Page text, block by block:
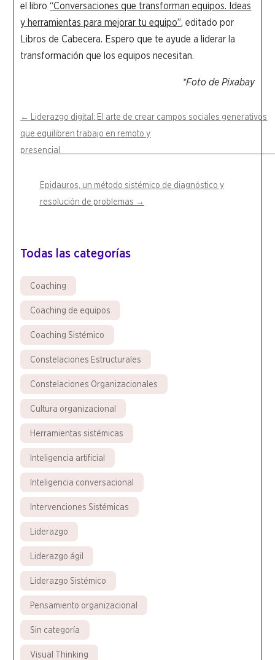
el libro“Conversaciones que transforman equipos. Ideas
y herramientas para mejorar tu equipo”, editado por
Libros de Cabecera. Espero que te ayude a liderar la
transformación que los equipos necesitan.
*Foto de Pixabay
←
Liderazgo digital: El arte de crear campos sociales generativos
que equilibren trabajo en remoto y
presencial
Epidauros, un método sistémico de diagnóstico y
resolución de problemas →
Todas las categorías
Coaching
Coaching de equipos
Coaching Sistémico
Constelaciones Estructurales
Constelaciones Organizacionales
Cultura organizacional
Herramientas sistémicas
Inteligencia artificial
Inteligencia conversacional
Intervenciones Sistémicas
Liderazgo
Liderazgo ágil
Liderazgo Sistémico
Pensamiento organizacional
Sin categoría
Visual Thinking